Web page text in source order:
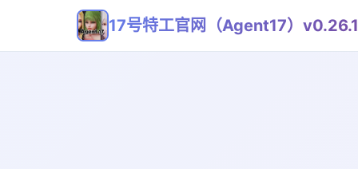
17号特工官网（Agent17）